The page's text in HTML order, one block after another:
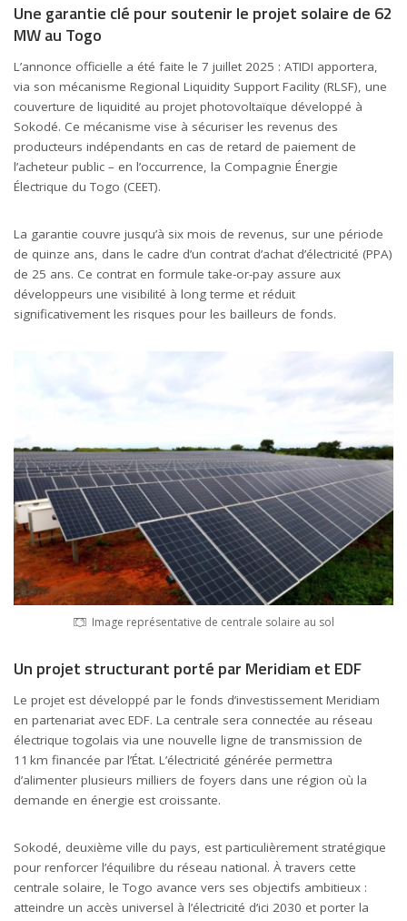
Une garantie clé pour soutenir le projet solaire de 62
MW au Togo
L’annonce officielle a été faite le 7 juillet 2025 : ATIDI apportera,
via son mécanisme Regional Liquidity Support Facility (RLSF), une
couverture de liquidité au projet photovoltaïque développé à
Sokodé. Ce mécanisme vise à sécuriser les revenus des
producteurs indépendants en cas de retard de paiement de
l’acheteur public – en l’occurrence, la Compagnie Énergie
Électrique du Togo (CEET).
La garantie couvre jusqu’à six mois de revenus, sur une période
de quinze ans, dans le cadre d’un contrat d’achat d’électricité (PPA)
de 25 ans. Ce contrat en formule take-or-pay assure aux
développeurs une visibilité à long terme et réduit
significativement les risques pour les bailleurs de fonds.
Image représentative de centrale solaire au sol
Un projet structurant porté par Meridiam et EDF
Le projet est développé par le fonds d’investissement Meridiam
en partenariat avec EDF. La centrale sera connectée au réseau
électrique togolais via une nouvelle ligne de transmission de
11 km financée par l’État. L’électricité générée permettra
d’alimenter plusieurs milliers de foyers dans une région où la
demande en énergie est croissante.
Sokodé, deuxième ville du pays, est particulièrement stratégique
pour renforcer l’équilibre du réseau national. À travers cette
centrale solaire, le Togo avance vers ses objectifs ambitieux :
atteindre un accès universel à l’électricité d’ici 2030 et porter la